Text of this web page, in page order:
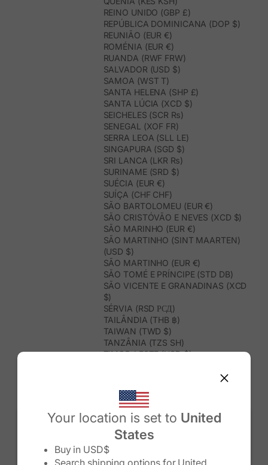
Your location is set to United
States
Buy in USD$
Search shipping options for United
Change country/region
REINO UNIDO (GBP £)
REPÚBLICA DOMINICANA (DOP $)
REUNIÃO (EUR €)
ROMÉNIA (EUR €)
RUANDA (RWF FRW)
SALVADOR (USD $)
SAMOA (WST T)
SANTA HELENA (SHP £)
SANTA LÚCIA (XCD $)
SEICHELES (SCR ₨)
SENEGAL (XOF FR)
SERRA LEOA (SLL LE)
SINGAPURA (SGD $)
SRI LANCA (LKR ₨)
SURINAME (SRD $)
SUÉCIA (EUR €)
SUÍÇA (CHF CHF)
SÃO BARTOLOMEU (EUR €)
SÃO CRISTÓVÃO E NEVES (XCD $)
SÃO MARINHO (EUR €)
SÃO MARTINHO (SINT MAARTEN)
(USD $)
SÃO MARTINHO (EUR €)
SÃO TOMÉ E PRÍNCIPE (STD DB)
SÃO VICENTE E GRANADINAS (XCD
$)
SÉRVIA (RSD РСД)
TAILÂNDIA (THB ฿)
TAIWAN (TWD $)
TANZÂNIA (TZS SH)
TIMOR-LESTE (USD $)
TRINDADE E TOBAGO (TTD $)
TUNÍSIA (USD $)
TURQUEMENISTÃO (USD $)
TURQUIA (TRY ₺)
TUVALU (AUD $)
UGANDA (UGX USH)
URUGUAI (UYU $U)